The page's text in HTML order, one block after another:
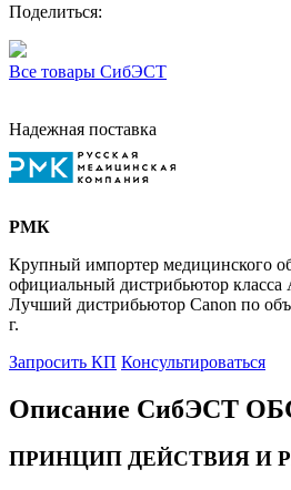
Поделиться:
Все товары СибЭСТ
Надежная поставка
РМК
Крупный импортер медицинского
официальный дистрибьютор класса
Лучший дистрибьютор Canon по
г.
Запросить КП Консультироваться
Описание СибЭСТ
ПРИНЦИП ДЕЙСТВИЯ И